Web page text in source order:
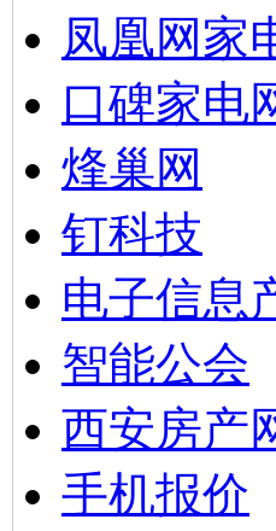
凤凰网家
口碑家电
烽巢网
钉科技
电子信息
智能公会
西安房产
手机报价